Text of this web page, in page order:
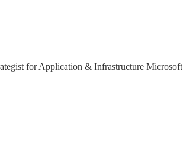
for Application & Infrastructure Microsoft